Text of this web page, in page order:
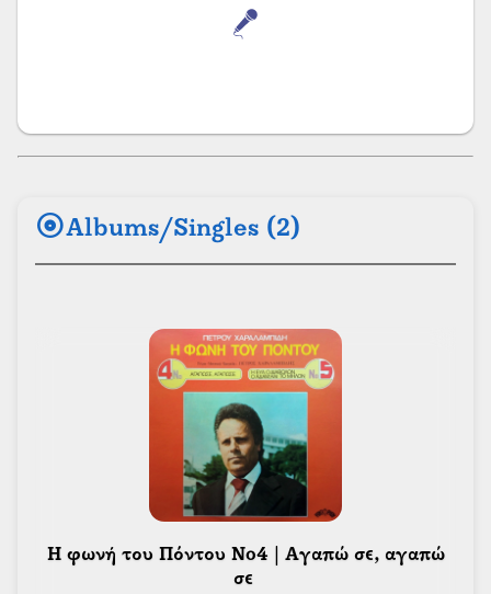
albumAlbums/Singles (2)
σε